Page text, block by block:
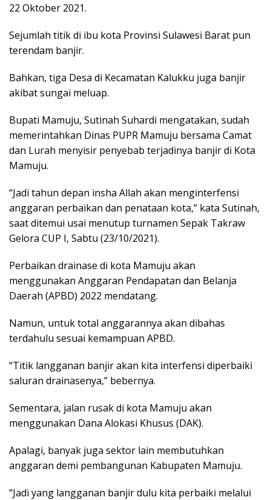
22 Oktober 2021.
Sejumlah titik di ibu kota Provinsi Sulawesi Barat pun
terendam banjir.
Bahkan, tiga Desa di Kecamatan Kalukku juga banjir
akibat sungai meluap.
Bupati Mamuju, Sutinah Suhardi mengatakan, sudah
memerintahkan Dinas PUPR Mamuju bersama Camat
dan Lurah menyisir penyebab terjadinya banjir di Kota
Mamuju.
“Jadi tahun depan insha Allah akan menginterfensi
anggaran perbaikan dan penataan kota,” kata Sutinah,
saat ditemui usai menutup turnamen Sepak Takraw
Gelora CUP I, Sabtu (23/10/2021).
Perbaikan drainase di kota Mamuju akan
menggunakan Anggaran Pendapatan dan Belanja
Daerah (APBD) 2022 mendatang.
Namun, untuk total anggarannya akan dibahas
terdahulu sesuai kemampuan APBD.
“Titik langganan banjir akan kita interfensi diperbaiki
saluran drainasenya,” bebernya.
Sementara, jalan rusak di kota Mamuju akan
menggunakan Dana Alokasi Khusus (DAK).
Apalagi, banyak juga sektor lain membutuhkan
anggaran demi pembangunan Kabupaten Mamuju.
“Jadi yang langganan banjir dulu kita perbaiki melalui